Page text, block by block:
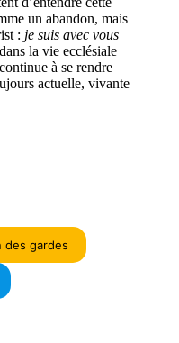
un abandon, mais
: je suis avec vous
la vie ecclésiale
à se rendre
actuelle, vivante
des gardes